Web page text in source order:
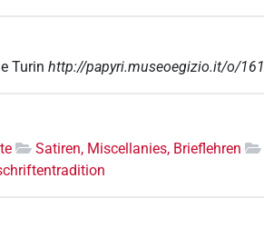
Turin http://papyri.museoegizio.it/o/161
Satiren, Miscellanies, Brieflehren